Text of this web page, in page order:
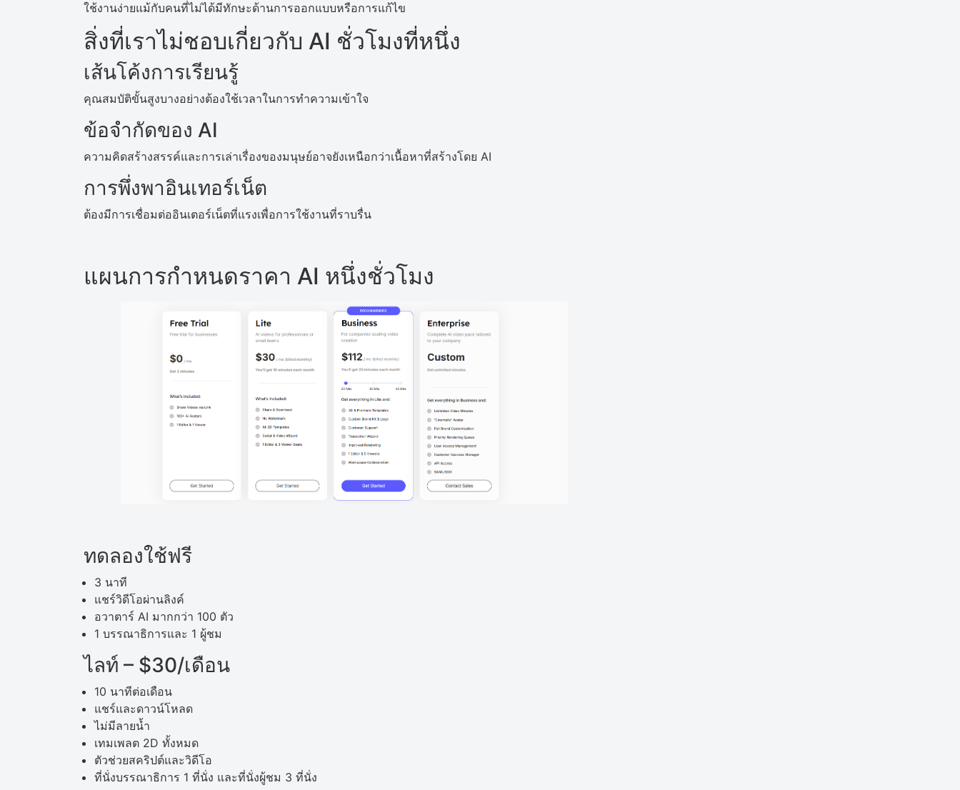
ใช้งานง่ายแม้กับคนที่ไม่ได้มีทักษะด้านการออกแบบหรือการแก้ไข
สิ่งที่เราไม่ชอบเกี่ยวกับ AI ชั่วโมงที่หนึ่ง
เส้นโค้งการเรียนรู้
คุณสมบัติขั้นสูงบางอย่างต้องใช้เวลาในการทำความเข้าใจ
ข้อจำกัดของ AI
ความคิดสร้างสรรค์และการเล่าเรื่องของมนุษย์อาจยังเหนือกว่าเนื้อหาที่สร้างโดย AI
การพึ่งพาอินเทอร์เน็ต
ต้องมีการเชื่อมต่ออินเตอร์เน็ตที่แรงเพื่อการใช้งานที่ราบรื่น
แผนการกำหนดราคา AI หนึ่งชั่วโมง
ทดลองใช้ฟรี
3 นาที
แชร์วิดีโอผ่านลิงค์
อวาตาร์ AI มากกว่า 100 ตัว
1 บรรณาธิการและ 1 ผู้ชม
ไลท์ – $30/เดือน
10 นาทีต่อเดือน
แชร์และดาวน์โหลด
ไม่มีลายน้ำ
เทมเพลต 2D ทั้งหมด
ตัวช่วยสคริปต์และวิดีโอ
ที่นั่งบรรณาธิการ 1 ที่นั่ง และที่นั่งผู้ชม 3 ที่นั่ง